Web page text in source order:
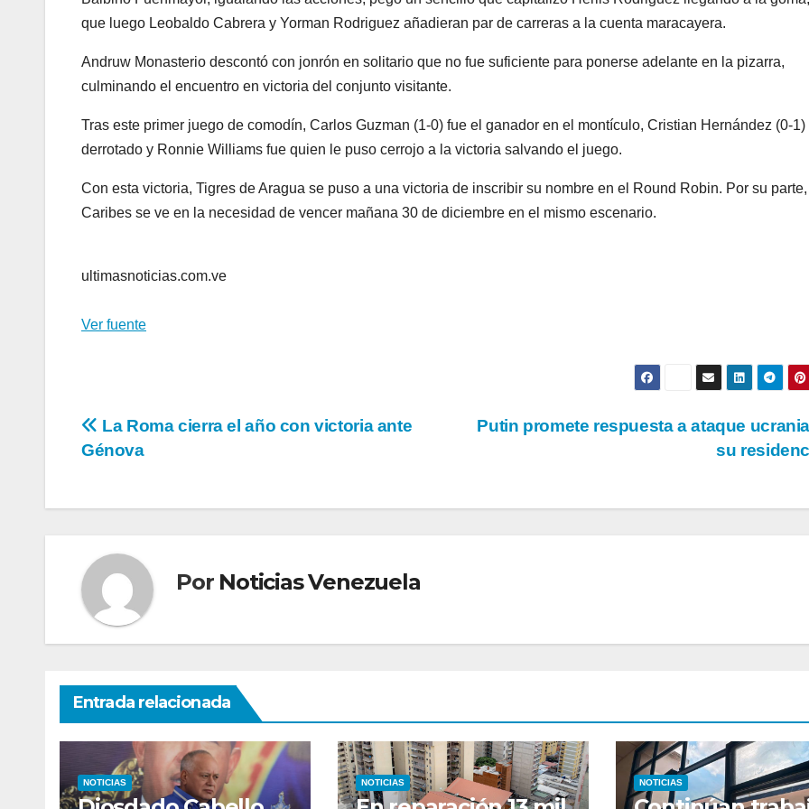
que luego Leobaldo Cabrera y Yorman Rodriguez añadieran par de carreras a la cuenta maracayera.
Andruw Monasterio descontó con jonrón en solitario que no fue suficiente para ponerse adelante en la pizarra,
culminando el encuentro en victoria del conjunto visitante.
Tras este primer juego de comodín, Carlos Guzman (1-0) fue el ganador en el montículo, Cristian Hernández (0-1)
derrotado y Ronnie Williams fue quien le puso cerrojo a la victoria salvando el juego.
Con esta victoria, Tigres de Aragua se puso a una victoria de inscribir su nombre en el Round Robin. Por su parte,
Caribes se ve en la necesidad de vencer mañana 30 de diciembre en el mismo escenario.
ultimasnoticias.com.ve
Ver fuente
Navegación
entradas
Putin promete respuesta a ataque
su
La Roma cierra el año con victoria ante
Génova
Por Noticias Venezuela
Entrada relacionada
NOTICIAS NOTICIAS NOTICIAS